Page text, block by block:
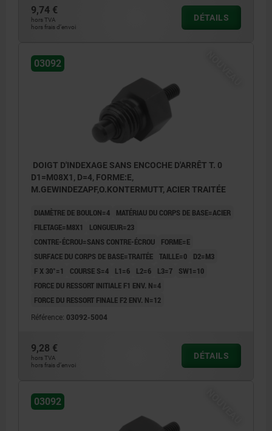
Forme F:avec embout fileté, avec contre-
écrou
9,74 €
hors TVA
hors frais d’envoi
DÉTAILS
03092
DOIGT D'INDEXAGE SANS ENCOCHE D'ARRÊT T. 0
D1=M08X1, D=4, FORME:E,
M.GEWINDEZAPF,O.KONTERMUTT, ACIER TRAITÉE
DIAMÈTRE DE BOULON=4
MATÉRIAU DU CORPS DE BASE=ACIER
FILETAGE=M8X1
LONGUEUR=23
CONTRE-ÉCROU=SANS CONTRE-ÉCROU
FORME=E
SURFACE DU CORPS DE BASE=TRAITÉE TAILLE=0
D2=M3
F X 30°=1
COURSE S=4 L1=6 L2=6 L3=7
SW1=10
FORCE DU RESSORT INITIALE F1 ENV. N=4
FORCE DU RESSORT FINALE F2 ENV. N=12
Référence: 03092-5004
9,28 €
hors TVA
hors frais d’envoi
DÉTAILS
03092